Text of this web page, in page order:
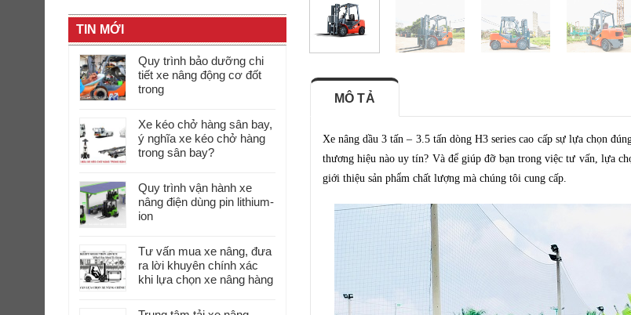
TIN MỚI
Quy trình bảo dưỡng chi
tiết xe nâng động cơ đốt
trong
Xe kéo chở hàng sân bay,
ý nghĩa xe kéo chở hàng
trong sân bay?
Quy trình vận hành xe
nâng điện dùng pin lithium-
ion
Tư vấn mua xe nâng, đưa
ra lời khuyên chính xác
khi lựa chọn xe nâng hàng
MÔ TẢ
Xe nâng dầu 3 tấn – 3.5 tấn dòng H3 series cao cấp sự lựa chọn
thương hiệu nào uy tín? Và để giúp đỡ bạn trong việc tư vấn, lựa
giới thiệu sản phẩm chất lượng mà chúng tôi cung cấp.